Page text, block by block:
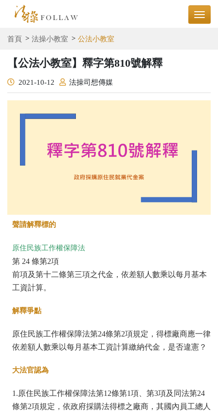
首頁 法操小教室 公法小教室
【公法小教室】釋字第810號解釋
2021-10-12 法操司想傳媒
聲請解釋標的
原住民族工作權保障法
第 24 條第2項
前項及第十二條第三項之代金，依差額人數乘以每月基本
工資計算。
解釋爭點
原住民族工作權保障法第24條第2項規定，得標廠商應一律
依差額人數乘以每月基本工資計算繳納代金，是否違憲？
大法官認為
1.原住民族工作權保障法第12條第1項、第3項及同法第24
條第2項規定，依政府採購法得標之廠商，其國內員工總人